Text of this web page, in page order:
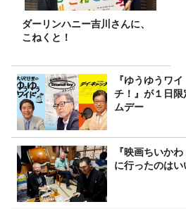
ダーリンハニー吉川さんに、
こねくと！
『ゆうゆうワ
チ！』が１日
ムデー
『映画ちいか
に行ったのは